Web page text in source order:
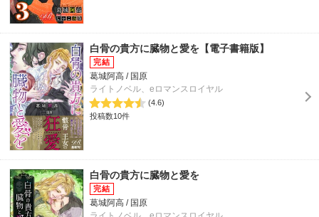
白骨の貴方に臓物と愛を【電子書籍版】
葛城阿高 / 国原
ライトノベル、eロマンスロイヤル
(4.6)
投稿数10件
白骨の貴方に臓物と愛を
葛城阿高 / 国原